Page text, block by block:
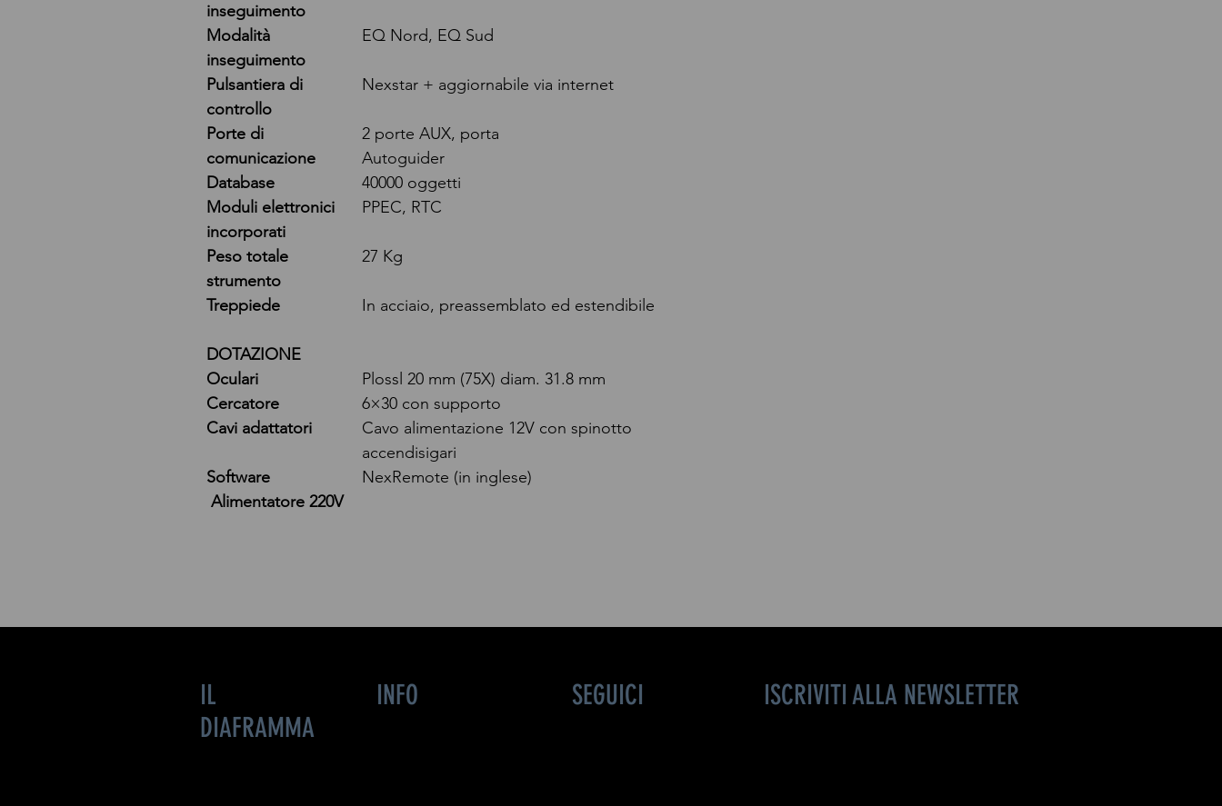
inseguimento
Modalità
inseguimento
EQ Nord, EQ Sud
Pulsantiera di
controllo
Nexstar + aggiornabile via internet
Porte di
comunicazione
2 porte AUX, porta
Autoguider
Database
40000 oggetti
Moduli elettronici
incorporati
PPEC, RTC
Peso totale
strumento
27 Kg
Treppiede In acciaio, preassemblato ed estendibile
DOTAZIONE
Oculari
Plossl 20 mm (75X) diam. 31.8 mm
Cercatore
6×30 con supporto
Cavi adattatori
Cavo alimentazione 12V con spinotto
accendisigari
Software
NexRemote (in inglese)
Alimentatore 220V
IL
DIAFRAMMA
INFO SEGUICI ISCRIVITI ALLA NEWSLETTER